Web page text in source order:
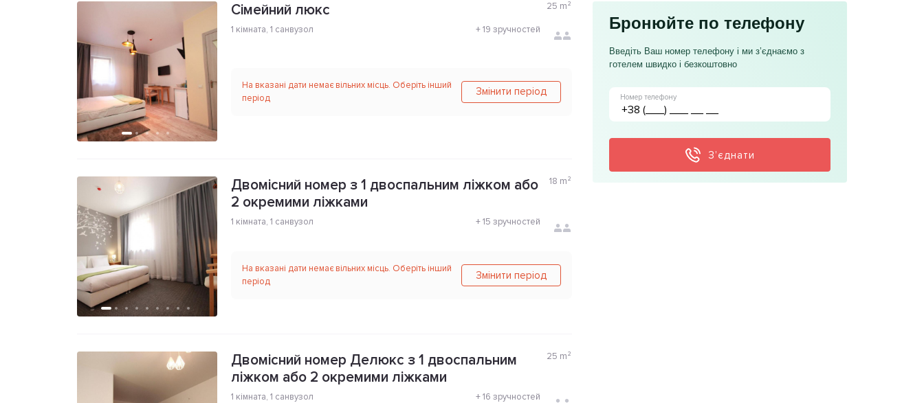
Сімейний люкс 25 m²
1 кімната, 1 санвузол +19 зручностей
На вказані дати немає вільних місць. Оберіть інший
період
Змінити період
Двомісний номер з 1 двоспальним ліжком або
2 окремими ліжками
18 m²
1 кімната, 1 санвузол +15 зручностей
На вказані дати немає вільних місць. Оберіть інший
період
Змінити період
Двомісний номер Делюкс з 1 двоспальним
ліжком або 2 окремими ліжками
25 m²
1 кімната, 1 санвузол +16 зручностей
Бронюйте по телефону
Введіть Ваш номер телефону і ми з’єднаємо з
готелем швидко і безкоштовно
Номер телефону
З’єднати